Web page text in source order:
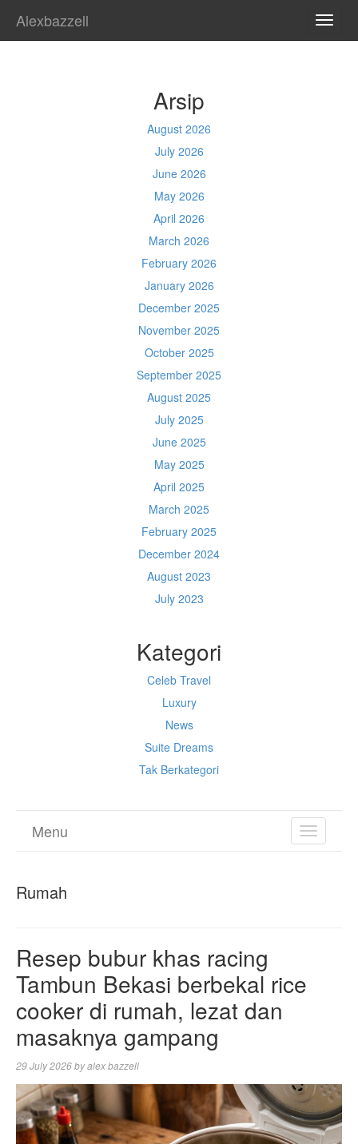
Alexbazzell
Arsip
August 2026
July 2026
June 2026
May 2026
April 2026
March 2026
February 2026
January 2026
December 2025
November 2025
October 2025
September 2025
August 2025
July 2025
June 2025
May 2025
April 2025
March 2025
February 2025
December 2024
August 2023
July 2023
Kategori
Celeb Travel
Luxury
News
Suite Dreams
Tak Berkategori
TOGGLE
Menu
Rumah
Resep bubur khas racing
Tambun Bekasi berbekal rice
cooker di rumah, lezat dan
masaknya gampang
29 July 2026byalex bazzell